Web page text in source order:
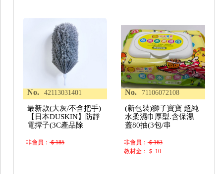
No. 42113031401
最新款(大灰/不含把手)
【日本DUSKIN】防靜
電撢子(3C產品除
非會員：＄185
No. 71106072108
(新包裝)獅子寶寶 超純
水柔濕巾厚型.含保濕
蓋80抽(3包/串
非會員：＄163
教材金：＄ 10